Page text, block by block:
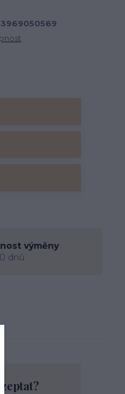
výměny
dnů
zeptat?